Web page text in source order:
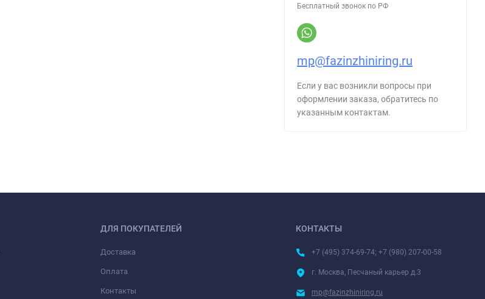
Бесплатный звонок по РФ
mp@fazinzhiniring.ru
Если у вас возникли вопросы при
оформлении заказа, обратитесь по
указанным контактам.
ДЛЯ ПОКУПАТЕЛЕЙ
Доставка
Оплата
Контакты
КОНТАКТЫ
+7 (495) 374-69-74; +7 (980) 207-00-58
г. Москва, Песчаный карьер д.3
mp@fazinzhiniring.ru